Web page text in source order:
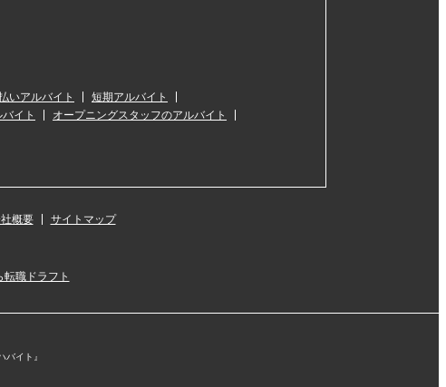
いアルバイト
短期アルバイト
イト
オープニングスタッフのアルバイト
概要 サイトマップ
職ドラフト
イト』